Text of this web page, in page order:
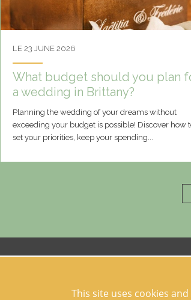
LE 23 JUNE 2026
What budget should you plan
a wedding in Brittany?
Planning the wedding of your dreams without
exceeding your budget is possible! Discover how
set your priorities, keep your spending...
This site uses cookies